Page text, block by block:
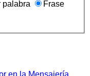
palabra
Frase
en la Mensajería